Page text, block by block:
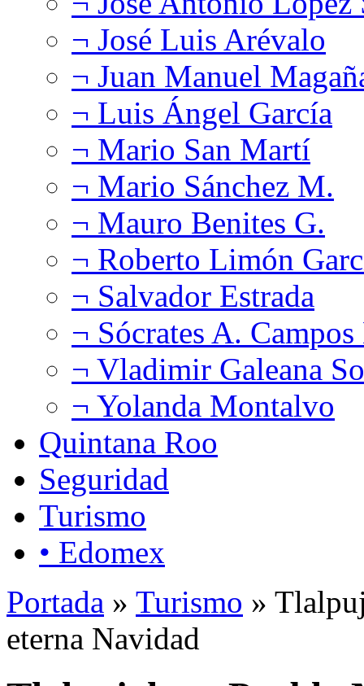
¬ José Luis Arévalo
¬ Juan Manuel
¬ Luis Ángel García
¬ Mario San Martí
¬ Mario Sánchez M.
¬ Mauro Benites G.
¬ Roberto Limón
¬ Salvador Estrada
¬ Sócrates A.
¬ Vladimir Galeana
¬ Yolanda Montalvo
Quintana Roo
Seguridad
Turismo
• Edomex
Portada » Turismo »
eterna Navidad